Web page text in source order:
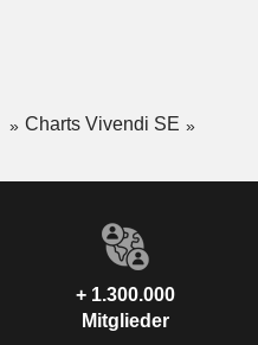
Charts Vivendi SE
+ 1.300.000
Mitglieder